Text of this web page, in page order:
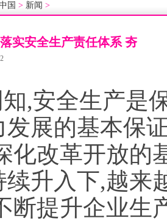
国 > 新闻 >
实安全生产责任体系 夯
,安全生产是
发展的基本保
化改革开放的
续升入下,越来
断提升企业生